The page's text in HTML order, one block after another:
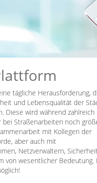
tägliche Herausforderung,
und Lebensqualität der
Diese wird während
bei Straßenarbeiten noch
mit Kollegen der
aber auch mit
Netzverwaltern,
von wesentlicher Bedeutung.